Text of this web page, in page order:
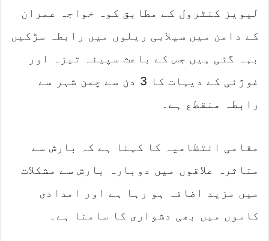
لیویز کنٹرول کے مطابق کوہ خواجہ عمران
کے دامن میں سیلابی ریلوں میں رابطہ سڑکیں
بہہ گئی ہیں جس کے باعث سپینہ تیزہ اور
غوژئی کے دیہات کا 3 دن سے چمن شہر سے
رابطہ منقطع ہے۔
مقامی انتظامیہ کا کہنا ہے کہ بارش سے
متاثرہ علاقوں میں دوبارہ بارش سے مشکلات
میں مزید اضافہ ہو رہا ہے اور امدادی
کاموں میں بھی دشواری کا سامنا ہے۔